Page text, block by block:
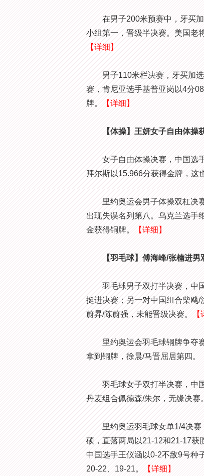
在男子200米预赛中，牙买加
小组第一，晋级半决赛。美国老
【详细】
男子110米栏决赛，牙买加选
赛，肯尼亚选手基普亚岗以4分
牌。
【详细】
【体操】王妍女子自由体
女子自由体操决赛，中国选手
拜尔斯以15.966分获得金牌，这
里约奥运会男子体操双杠决赛
出现失误名列第八。乌克兰选手
金获得铜牌。
【详细】
【羽毛球】傅海峰/张楠进男
羽毛球男子双打半决赛，中国
挺进决赛；另一对中国组合柴飚
蔚昇/陈蔚强，未能晋级决赛。
【
里约奥运会羽毛球铜牌争夺赛
拿到铜牌，徐晨/马晋屈居第四。
羽毛球女子双打半决赛，中国
丹麦组合佩德森/朱尔，无缘决赛。
里约奥运羽毛球女单1/4决赛
硕，直落两局以21-12和21-17获
中国选手王仪涵以0-2不敌9号种
20-22、19-21。
【详细】